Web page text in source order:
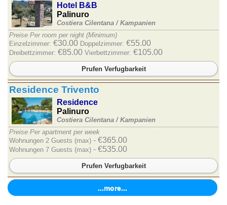
Hotel B&B
Palinuro
Costiera Cilentana / Kampanien
Preise Per room per night (Minimum)
Einzelzimmer: €30.00 Doppelzimmer: €55.00
Dreibettzimmer: €85.00 Vierbettzimmer: €105.00
Prufen Verfugbarkeit
Residence Trivento
Residence
Palinuro
Costiera Cilentana / Kampanien
Preise Per apartment per week
Wohnungen 2 Guests (max) - €365.00
Wohnungen 7 Guests (max) - €535.00
Prufen Verfugbarkeit
...more...